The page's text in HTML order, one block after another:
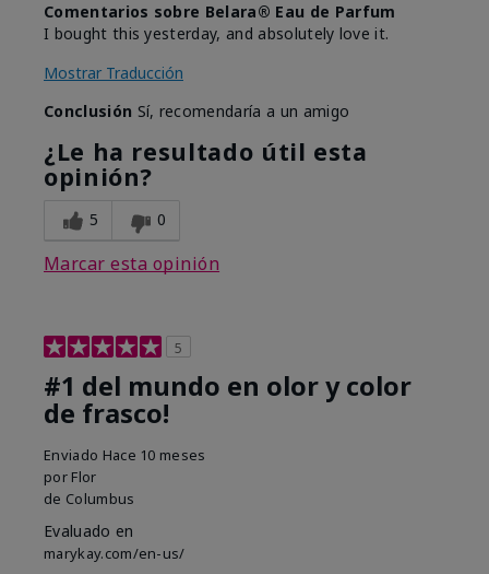
Comentarios sobre Belara® Eau de Parfum
I bought this yesterday, and absolutely love it.
Mostrar Traducción
Conclusión Sí, recomendaría a un amigo
¿Le ha resultado útil esta
opinión?
5 0
Marcar esta opinión
5
#1 del mundo en olor y color
de frasco!
Enviado Hace 10 meses
por Flor
de Columbus
Evaluado en
marykay.com/en-us/